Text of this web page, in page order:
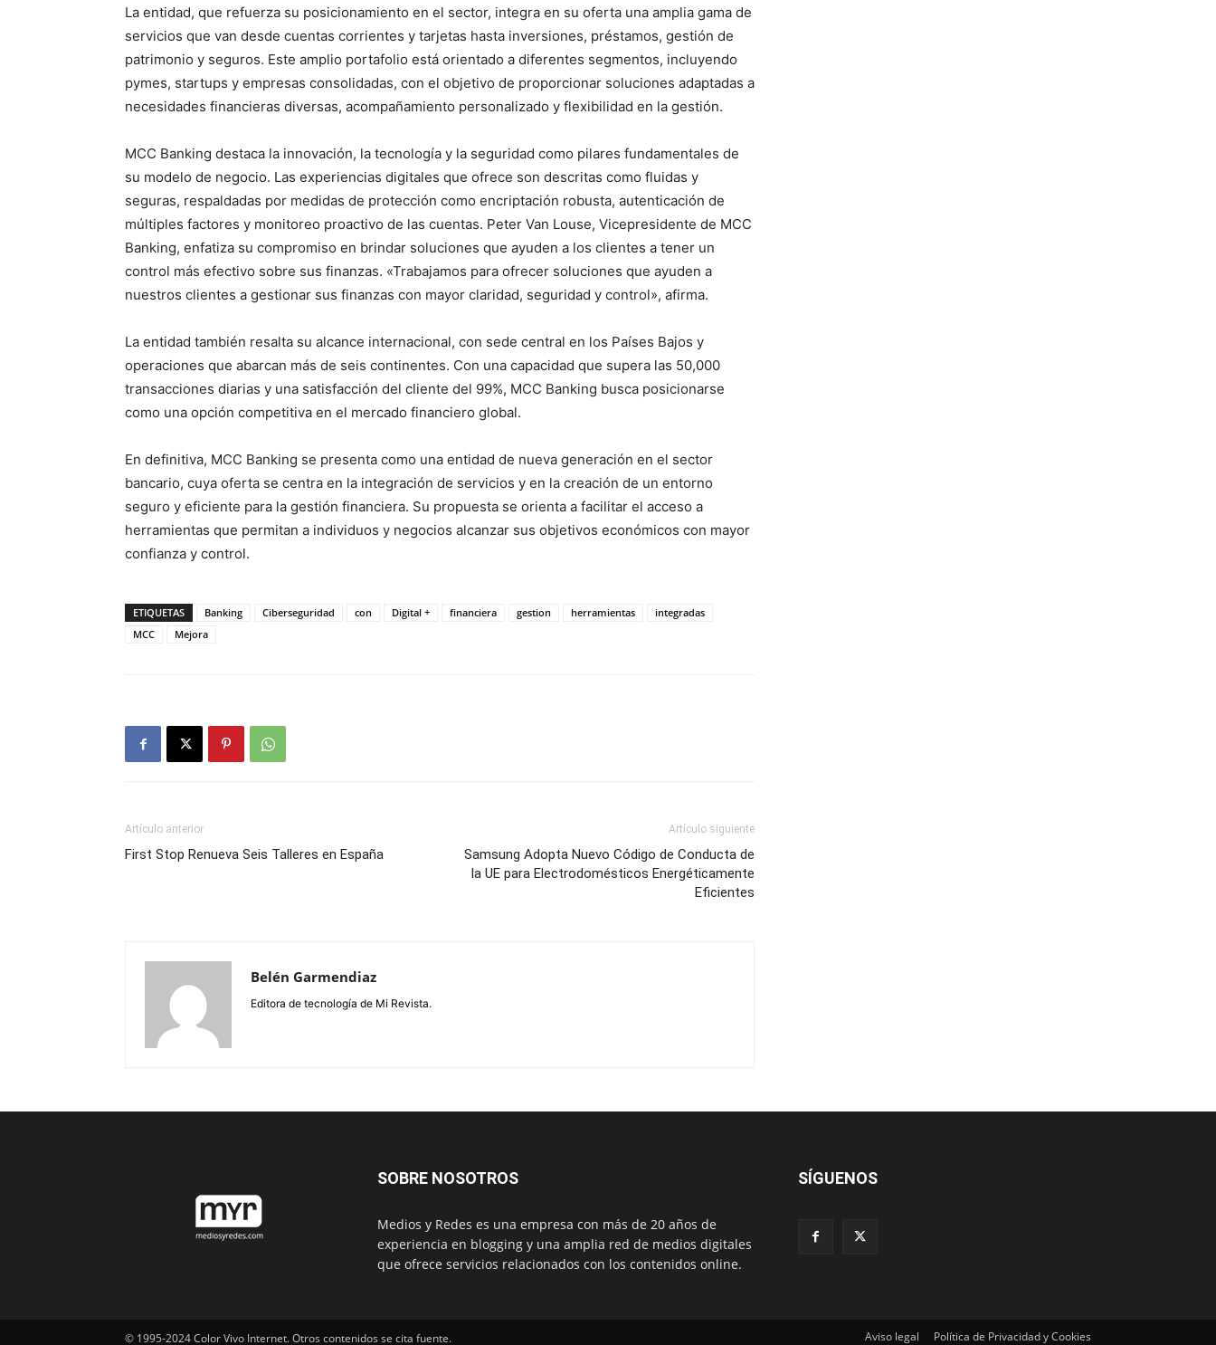
La entidad, que refuerza su posicionamiento en el sector, integra en su oferta una amplia gama de
servicios que van desde cuentas corrientes y tarjetas hasta inversiones, préstamos, gestión de
patrimonio y seguros. Este amplio portafolio está orientado a diferentes segmentos, incluyendo
pymes, startups y empresas consolidadas, con el objetivo de proporcionar soluciones adaptadas a
necesidades financieras diversas, acompañamiento personalizado y flexibilidad en la gestión.
MCC Banking destaca la innovación, la tecnología y la seguridad como pilares fundamentales de
su modelo de negocio. Las experiencias digitales que ofrece son descritas como fluidas y
seguras, respaldadas por medidas de protección como encriptación robusta, autenticación de
múltiples factores y monitoreo proactivo de las cuentas. Peter Van Louse, Vicepresidente de MCC
Banking, enfatiza su compromiso en brindar soluciones que ayuden a los clientes a tener un
control más efectivo sobre sus finanzas. «Trabajamos para ofrecer soluciones que ayuden a
nuestros clientes a gestionar sus finanzas con mayor claridad, seguridad y control», afirma.
La entidad también resalta su alcance internacional, con sede central en los Países Bajos y
operaciones que abarcan más de seis continentes. Con una capacidad que supera las 50,000
transacciones diarias y una satisfacción del cliente del 99%, MCC Banking busca posicionarse
como una opción competitiva en el mercado financiero global.
En definitiva, MCC Banking se presenta como una entidad de nueva generación en el sector
bancario, cuya oferta se centra en la integración de servicios y en la creación de un entorno
seguro y eficiente para la gestión financiera. Su propuesta se orienta a facilitar el acceso a
herramientas que permitan a individuos y negocios alcanzar sus objetivos económicos con mayor
confianza y control.
ETIQUETAS Banking Ciberseguridad con Digital + financiera gestion herramientas
integradas
MCC
Mejora
Artículo anterior
First Stop Renueva Seis Talleres en España
Artículo siguiente
Samsung Adopta Nuevo Código de Conducta de
la UE para Electrodomésticos Energéticamente
Eficientes
Belén Garmendiaz
Editora de tecnología de Mi Revista.
SOBRE NOSOTROS
Medios y Redes es una empresa con más de 20 años de
experiencia en blogging y una amplia red de medios digitales
que ofrece servicios relacionados con los contenidos online.
SÍGUENOS
© 1995-2024 Color Vivo Internet. Otros contenidos se cita fuente. Aviso legal Política de Privacidad y Cookies